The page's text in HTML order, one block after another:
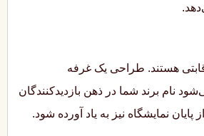
هستند. طراحی یک غرفه
نام برند شما در ذهن بازدیدکنندگان
نمایشگاه نیز به یاد آورده شود.